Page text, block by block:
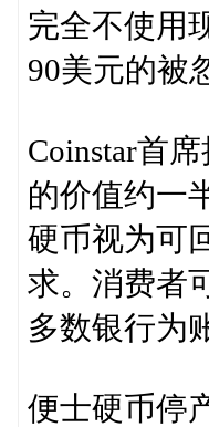
完全不使用
90美元的被
Coinstar首
的价值约一
硬币视为可
求。消费者
多数银行为
便士硬币停